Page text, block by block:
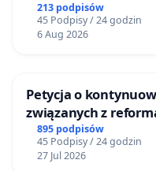
213 podpisów
45 Podpisy / 24 godzin
6 Aug 2026
Petycja o
związanych z
895 podpisów
45 Podpisy / 24 godzin
27 Jul 2026